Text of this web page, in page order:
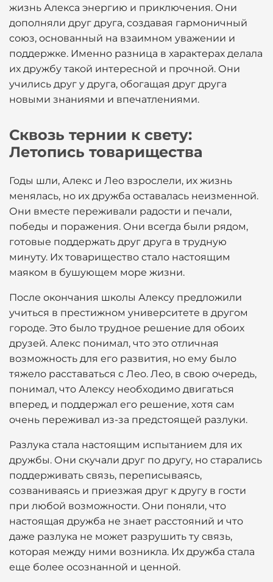
жизнь Алекса энергию и приключения. Они
дополняли друг друга, создавая гармоничный
союз, основанный на взаимном уважении и
поддержке. Именно разница в характерах делала
их дружбу такой интересной и прочной. Они
учились друг у друга, обогащая друг друга
новыми знаниями и впечатлениями.
Сквозь тернии к свету:
Летопись товарищества
Годы шли, Алекс и Лео взрослели, их жизнь
менялась, но их дружба оставалась неизменной.
Они вместе переживали радости и печали,
победы и поражения. Они всегда были рядом,
готовые поддержать друг друга в трудную
минуту. Их товарищество стало настоящим
маяком в бушующем море жизни.
После окончания школы Алексу предложили
учиться в престижном университете в другом
городе. Это было трудное решение для обоих
друзей. Алекс понимал, что это отличная
возможность для его развития, но ему было
тяжело расставаться с Лео. Лео, в свою очередь,
понимал, что Алексу необходимо двигаться
вперед, и поддержал его решение, хотя сам
очень переживал из-за предстоящей разлуки.
Разлука стала настоящим испытанием для их
дружбы. Они скучали друг по другу, но старались
поддерживать связь, переписываясь,
созваниваясь и приезжая друг к другу в гости
при любой возможности. Они поняли, что
настоящая дружба не знает расстояний и что
даже разлука не может разрушить ту связь,
которая между ними возникла. Их дружба стала
еще более осознанной и ценной.